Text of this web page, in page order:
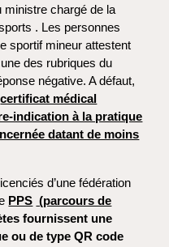
ministre chargé de la
. Les personnes
sportif mineur attestent
des rubriques du
négative. A défaut,
certificat médical
indication à la pratique
datant de moins
d’une fédération
PPS (parcours de
fournissent une
ou de type QR code